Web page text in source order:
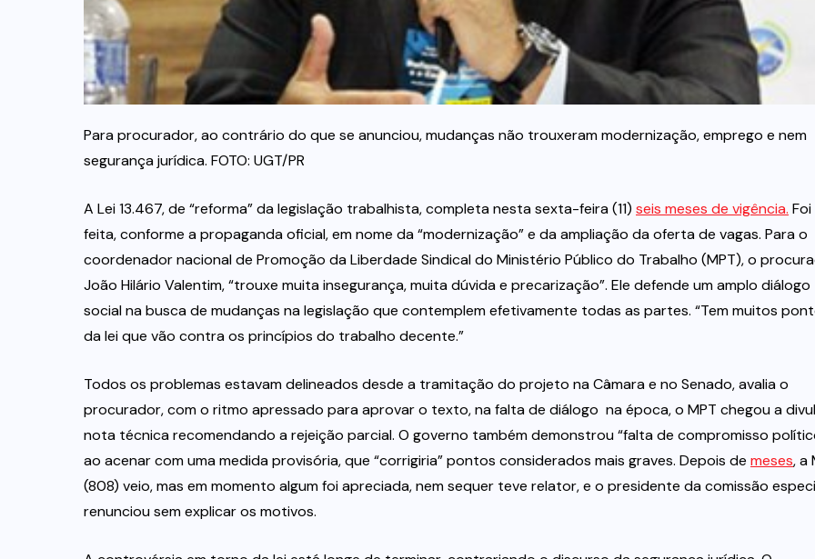
Para procurador, ao contrário do que se anunciou, mudanças não trouxeram modernização, emprego e nem
segurança jurídica. FOTO: UGT/PR
A Lei 13.467, de “reforma” da legislação trabalhista, completa nesta sexta-feira (11) seis meses de vigência. Foi
feita, conforme a propaganda oficial, em nome da “modernização” e da ampliação da oferta de vagas. Para o
coordenador nacional de Promoção da Liberdade Sindical do Ministério Público do Trabalho (MPT), o
João Hilário Valentim, “trouxe muita insegurança, muita dúvida e precarização”. Ele defende um amplo diálogo
social na busca de mudanças na legislação que contemplem efetivamente todas as partes. “Tem muitos
da lei que vão contra os princípios do trabalho decente.”
Todos os problemas estavam delineados desde a tramitação do projeto na Câmara e no Senado, avalia o
procurador, com o ritmo apressado para aprovar o texto, na falta de diálogo  na época, o MPT chegou a
nota técnica recomendando a rejeição parcial. O governo também demonstrou “falta de compromisso
ao acenar com uma medida provisória, que “corrigiria” pontos considerados mais graves. Depois de meses, a
(808) veio, mas em momento algum foi apreciada, nem sequer teve relator, e o presidente da comissão
renunciou sem explicar os motivos.